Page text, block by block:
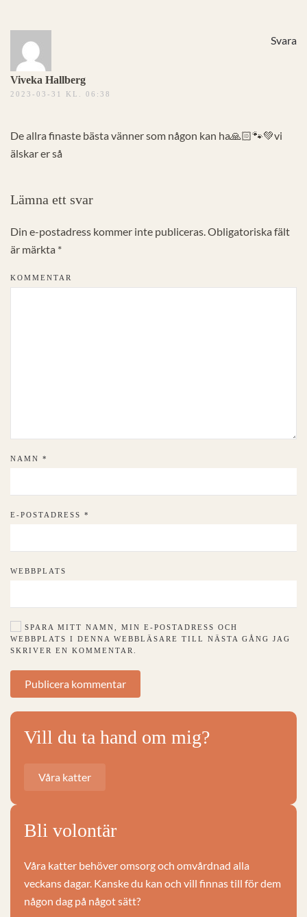
Viveka Hallberg
2023-03-31 KL. 06:38
Svara
De allra finaste bästa vänner som någon kan ha🙏🏻🐾💚vi
älskar er så
Lämna ett svar
Din e-postadress kommer inte publiceras. Obligatoriska fält
är märkta *
KOMMENTAR
NAMN *
E-POSTADRESS *
WEBBPLATS
SPARA MITT NAMN, MIN E-POSTADRESS OCH
WEBBPLATS I DENNA WEBBLÄSARE TILL NÄSTA GÅNG JAG
SKRIVER EN KOMMENTAR.
Publicera kommentar
Vill du ta hand om mig?
Våra katter
Bli volontär
Våra katter behöver omsorg och omvårdnad alla
veckans dagar. Kanske du kan och vill finnas till för dem
någon dag på något sätt?